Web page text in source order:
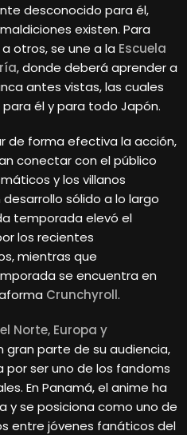
desconocido para él,
existen. Para
otros, se une a la Escuela
, donde deberá aprender a
antes vistas, las cuales
él y para todo Japón.
de forma efectiva la acción,
conectar con el público
y los villanos
sólido a lo largo
temporada elevó el
los recientes
mientras que
se encuentra en
Crunchyroll.
Norte, Europa y
gran parte de su audiencia,
por ser uno de los fandoms
En Panamá, el anime ha
y se posiciona como uno de
entre jóvenes fanáticos del